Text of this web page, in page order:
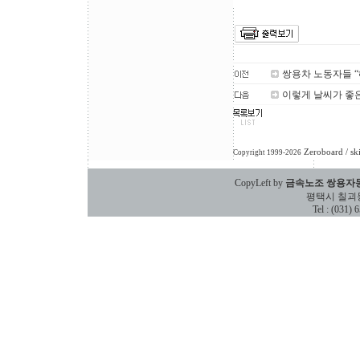
쌍용차 노동자들
이렇게 날씨가 좋
Copyright 1999-2026 Zeroboard /
CopyLeft by 금속노조 쌍용자
평택시 칠괴동
Tel : (031)